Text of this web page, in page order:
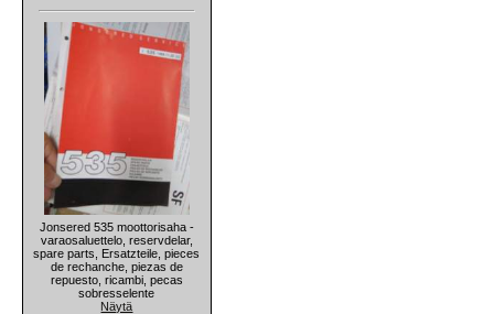
Jonsered 535 moottorisaha -
varaosaluettelo, reservdelar,
spare parts, Ersatzteile, pieces
de rechanche, piezas de
repuesto, ricambi, pecas
sobresselente
Näytä